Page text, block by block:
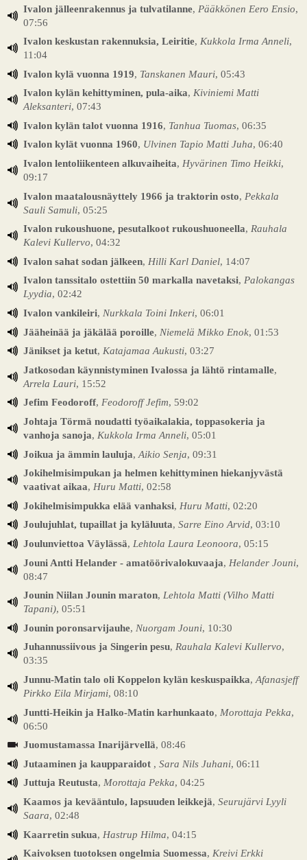
Ivalon jälleenrakennus ja tulvatilanne, Pääkkönen Eero Ensio,
07:56
Ivalon keskustan rakennuksia, Leiritie, Kukkola Irma Anneli,
11:04
Ivalon kylä vuonna 1919, Tanskanen Mauri, 05:43
Ivalon kylän kehittyminen, pula-aika, Kiviniemi Matti
Aleksanteri, 07:43
Ivalon kylän talot vuonna 1916, Tanhua Tuomas, 06:35
Ivalon kylät vuonna 1960, Ulvinen Tapio Matti Juha, 06:40
Ivalon lentoliikenteen alkuvaiheita, Hyvärinen Timo Heikki,
09:17
Ivalon maatalousnäyttely 1966 ja traktorin osto, Pekkala
Sauli Samuli, 05:25
Ivalon rukoushuone, pesutalkoot rukoushuoneella, Rauhala
Kalevi Kullervo, 04:32
Ivalon sahat sodan jälkeen, Hilli Karl Daniel, 14:07
Ivalon tanssitalo ostettiin 50 markalla navetaksi, Palokangas
Lyydia, 02:42
Ivalon vankileiri, Nurkkala Toini Inkeri, 06:01
Jääheinää ja jäkälää poroille, Niemelä Mikko Enok, 01:53
Jänikset ja ketut, Katajamaa Aukusti, 03:27
Jatkosodan käynnistyminen Ivalossa ja lähtö rintamalle,
Arrela Lauri, 15:52
Jefim Feodoroff, Feodoroff Jefim, 59:02
Johtaja Törmä noudatti työaikalakia, toppasokeria ja
vanhoja sanoja, Kukkola Irma Anneli, 05:01
Joikua ja ämmin lauluja, Aikio Senja, 09:31
Jokihelmisimpukan ja helmen kehittyminen hiekanjyvästä
vaativat aikaa, Huru Matti, 02:58
Jokihelmisimpukka elää vanhaksi, Huru Matti, 02:20
Joulujuhlat, tupaillat ja kyläluuta, Sarre Eino Arvid, 03:10
Joulunviettoa Väylässä, Lehtola Laura Leonoora, 05:15
Jouni Antti Helander - amatöörivalokuvaaja, Helander Jouni,
08:47
Jounin Niilan Jounin maraton, Lehtola Matti (Vilho Matti
Tapani), 05:51
Jounin poronsarvijauhe, Nuorgam Jouni, 10:30
Juhannussiivous ja Singerin pesu, Rauhala Kalevi Kullervo,
03:35
Junnu-Matin talo oli Koppelon kylän keskuspaikka, Afanasjeff
Pirkko Eila Mirjami, 08:10
Juntti-Heikin ja Halko-Matin karhunkaato, Morottaja Pekka,
06:50
Juomustamassa Inarijärvellä, 08:46
Jutaaminen ja kaupparaidot , Sara Nils Juhani, 06:11
Juttuja Reutusta, Morottaja Pekka, 04:25
Kaamos ja kevääntulo, lapsuuden leikkejä, Seurujärvi Lyyli
Saara, 02:48
Kaarretin sukua, Hastrup Hilma, 04:15
Kaivoksen tuotoksen ongelmia Suomessa, Kreivi Erkki